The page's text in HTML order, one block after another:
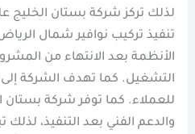
لذلك تركز شركة بستان الخليج
تنفيذ تركيب نوافير شمال
الأنظمة بعد الانتهاء من
التشغيل. كما تهدف الشركة
للعملاء. كما توفر شركة بستان
والدعم الفني بعد التنفيذ،